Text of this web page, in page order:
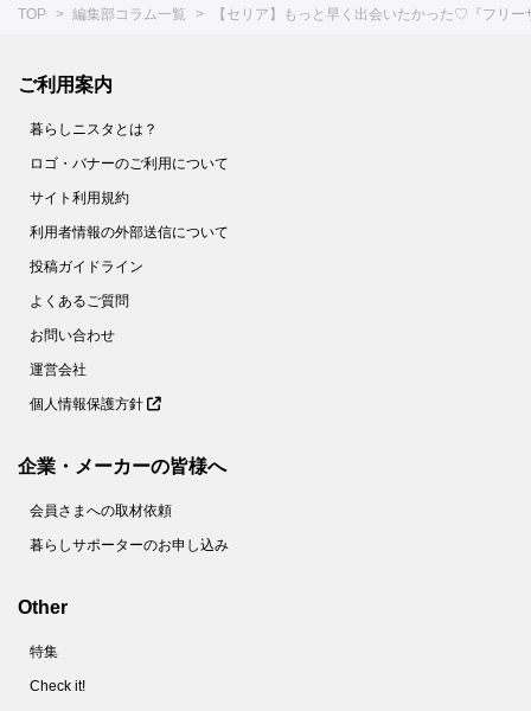
TOP 編集部コラム一覧 【セリア】もっと早く出会いたかった♡『フリ
ご利用案内
暮らしニスタとは？
ロゴ・バナーのご利用について
サイト利用規約
利用者情報の外部送信について
投稿ガイドライン
よくあるご質問
お問い合わせ
運営会社
個人情報保護方針
企業・メーカーの皆様へ
会員さまへの取材依頼
暮らしサポーターのお申し込み
Other
特集
Check it!